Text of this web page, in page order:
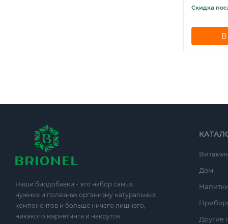
Скидка
Наши биодобавки - это набор самых
нужных и полезных организму натуральных
компонентов и больше ничего лишнего,
никакого маркетинга и накруток.
Дом
Другие